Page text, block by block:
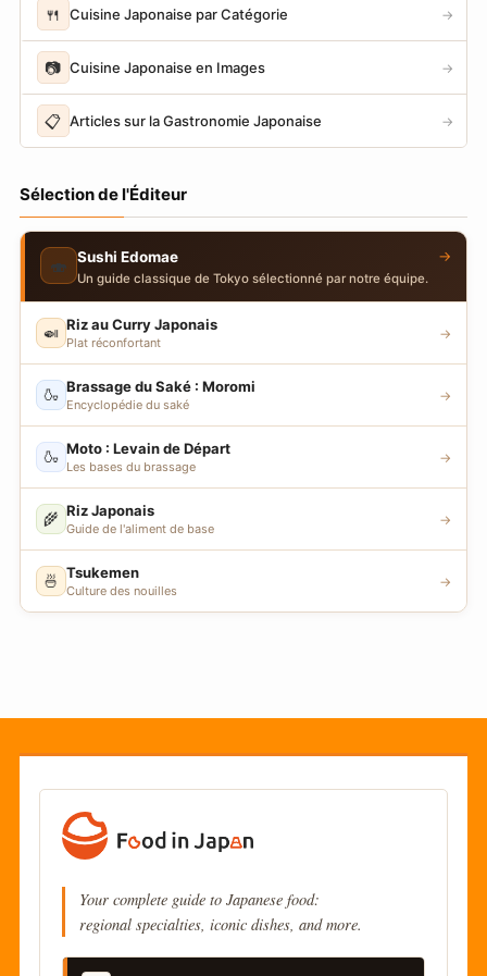
🍴 Cuisine Japonaise par Catégorie →
📷 Cuisine Japonaise en Images →
📋 Articles sur la Gastronomie Japonaise →
Sélection de l'Éditeur
🍣 Sushi Edomae
Un guide classique de Tokyo sélectionné par notre équipe.
→
🍛 Riz au Curry Japonais
Plat réconfortant
→
🍶 Brassage du Saké : Moromi
Encyclopédie du saké
→
🍶 Moto : Levain de Départ
Les bases du brassage
→
🌾 Riz Japonais
Guide de l'aliment de base
→
🍜 Tsukemen
Culture des nouilles
→
Your complete guide to Japanese food:
regional specialties, iconic dishes, and more.